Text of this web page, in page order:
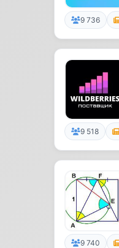
9 736
9 518
9 740